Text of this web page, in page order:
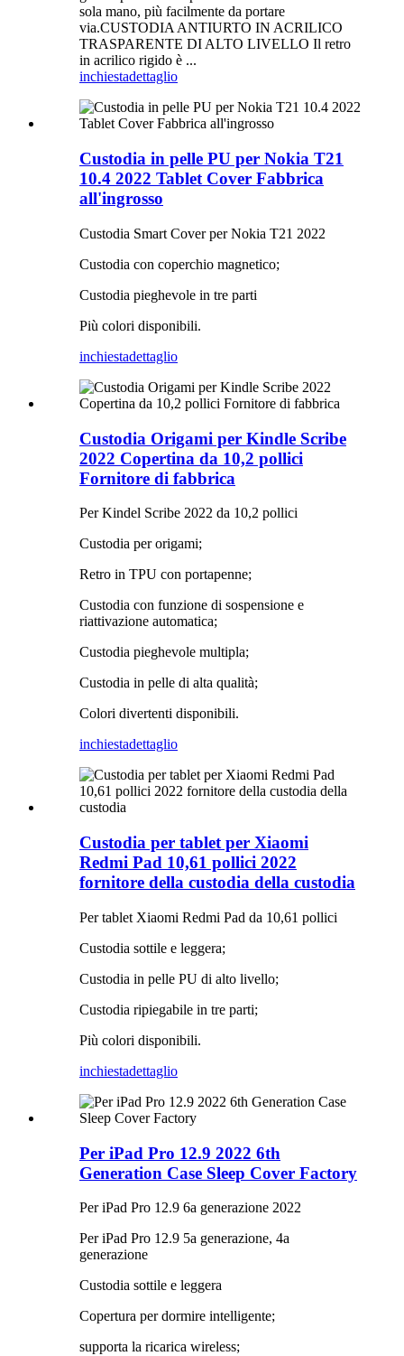
sola mano, più facilmente da portare
via.CUSTODIA ANTIURTO IN ACRILICO
TRASPARENTE DI ALTO LIVELLO Il retro
in acrilico rigido è ...
inchiestadettaglio
Custodia in pelle PU per Nokia T21
10.4 2022 Tablet Cover Fabbrica
all'ingrosso
Custodia Smart Cover per Nokia T21 2022
Custodia con coperchio magnetico;
Custodia pieghevole in tre parti
Più colori disponibili.
inchiestadettaglio
Custodia Origami per Kindle Scribe
2022 Copertina da 10,2 pollici
Fornitore di fabbrica
Per Kindel Scribe 2022 da 10,2 pollici
Custodia per origami;
Retro in TPU con portapenne;
Custodia con funzione di sospensione e
riattivazione automatica;
Custodia pieghevole multipla;
Custodia in pelle di alta qualità;
Colori divertenti disponibili.
inchiestadettaglio
Custodia per tablet per Xiaomi
Redmi Pad 10,61 pollici 2022
fornitore della custodia della custodia
Per tablet Xiaomi Redmi Pad da 10,61 pollici
Custodia sottile e leggera;
Custodia in pelle PU di alto livello;
Custodia ripiegabile in tre parti;
Più colori disponibili.
inchiestadettaglio
Per iPad Pro 12.9 2022 6th
Generation Case Sleep Cover Factory
Per iPad Pro 12.9 6a generazione 2022
Per iPad Pro 12.9 5a generazione, 4a
generazione
Custodia sottile e leggera
Copertura per dormire intelligente;
supporta la ricarica wireless;